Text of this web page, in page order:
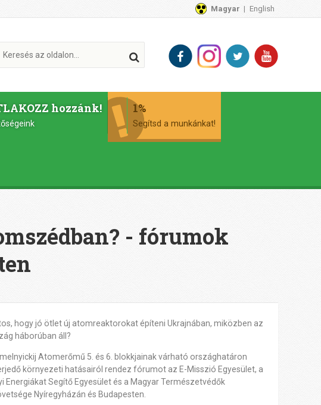
Magyar English
hozzánk! 1%
Segítsd a munkánkat!
- fórumok
hogy jó ötlet új atomreaktorokat építeni Ukrajnában, miközben az
háborúban áll?
Atomerőmű 5. és 6. blokkjainak várható országhatáron
környezeti hatásairól rendez fórumot az E-Misszió Egyesület, a
Energiákat Segítő Egyesület és a Magyar Természetvédők
Nyíregyházán és Budapesten.